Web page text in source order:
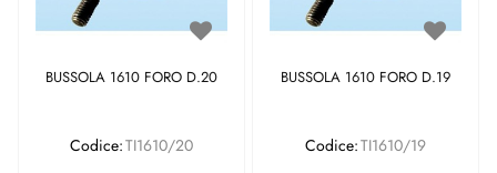
BUSSOLA 1610 FORO D.20
Codice:TI1610/20
BUSSOLA 1610 FORO D.19
Codice:TI1610/19